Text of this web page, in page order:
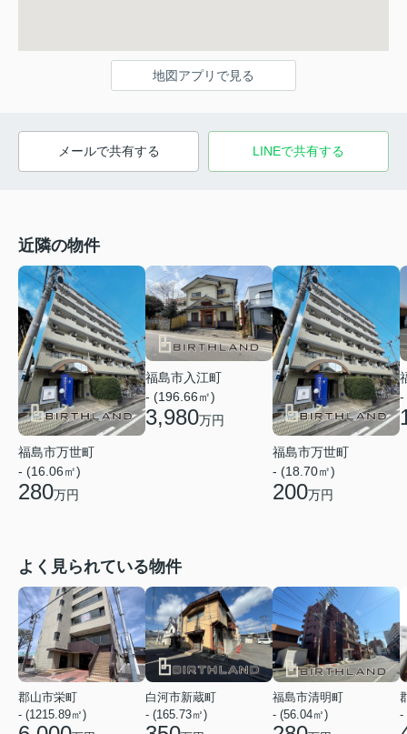
地図アプリで見る
メールで共有する LINEで共有する
近隣の物件
福島市万世町
- (16.06㎡)
280万円
福島市入江町
- (196.66㎡)
3,980万円
福島市万世町
- (18.70㎡)
200万円
-
よく見られている物件
郡山市栄町
- (1215.89㎡)
白河市新蔵町
- (165.73㎡)
福島市清明町
- (56.04㎡)
-